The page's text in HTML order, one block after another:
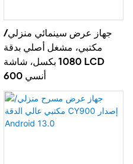
جهاز عرض سينمائي منزلي/
مكتبي، مشغل أصلي بدقة
1080 بكسل، شاشة LCD
600 أنسي